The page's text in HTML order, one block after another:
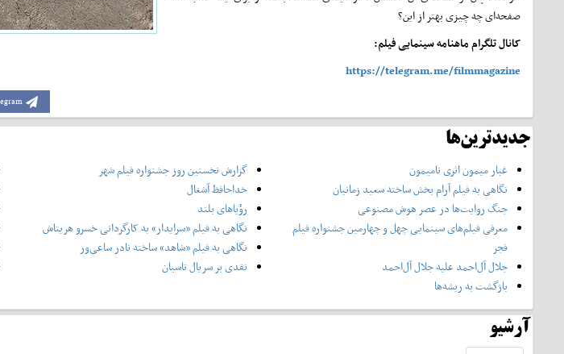
صفحه‌ای چه چیزی بهتر از این؟
کانال تلگرام ماهنامه سینمایی فیلم:
https://telegram.me/filmmagazine
جدیدترین‌ها
غبار میمون اثری نامیمون
نگاهی به فیلم آرام بخش ساخته سعید زمانیان
جنگ روایت‌ها در عصر هوش مصنوعی
معرفی فیلم‌های سینمایی چهل‌ و چهارمین جشنواره فیلم
فجر
جلال آل‌احمد علیه جلال آل‌‌احمد
بازگشت به ریشه‌ها
گزارش نخستین روز جشنواره فیلم شهر
خداحافظ آشغال
رؤیاهای بلند
نگاهی به فیلم «سرایدار» به کارگردانی خسرو هریتاش
نگاهی به فیلم «شاهد» ساخته نادر ساعی‌ور
نقدی بر سریال تاسیان
آرشیو